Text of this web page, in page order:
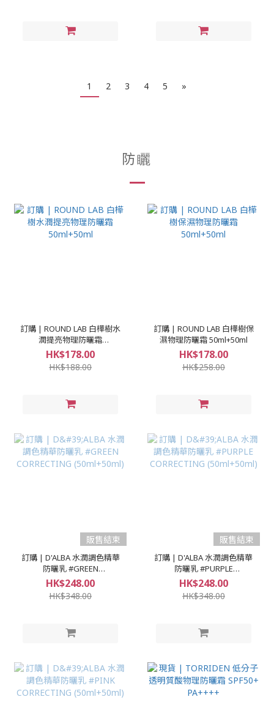
1 2 3 4 5 »
防矖
訂購 | ROUND LAB 白樺樹水
潤提亮物理防曬霜
50ml+50ml
HK$178.00
HK$188.00
訂購 | ROUND LAB 白樺樹保
濕物理防曬霜 50ml+50ml
HK$178.00
HK$258.00
販售結束
訂購 | D'ALBA 水潤調色精華
防曬乳 #GREEN
CORRECTING (50ml+50ml)
HK$248.00
HK$348.00
販售結束
訂購 | D'ALBA 水潤調色精華
防曬乳 #PURPLE
CORRECTING (50ml+50ml)
HK$248.00
HK$348.00